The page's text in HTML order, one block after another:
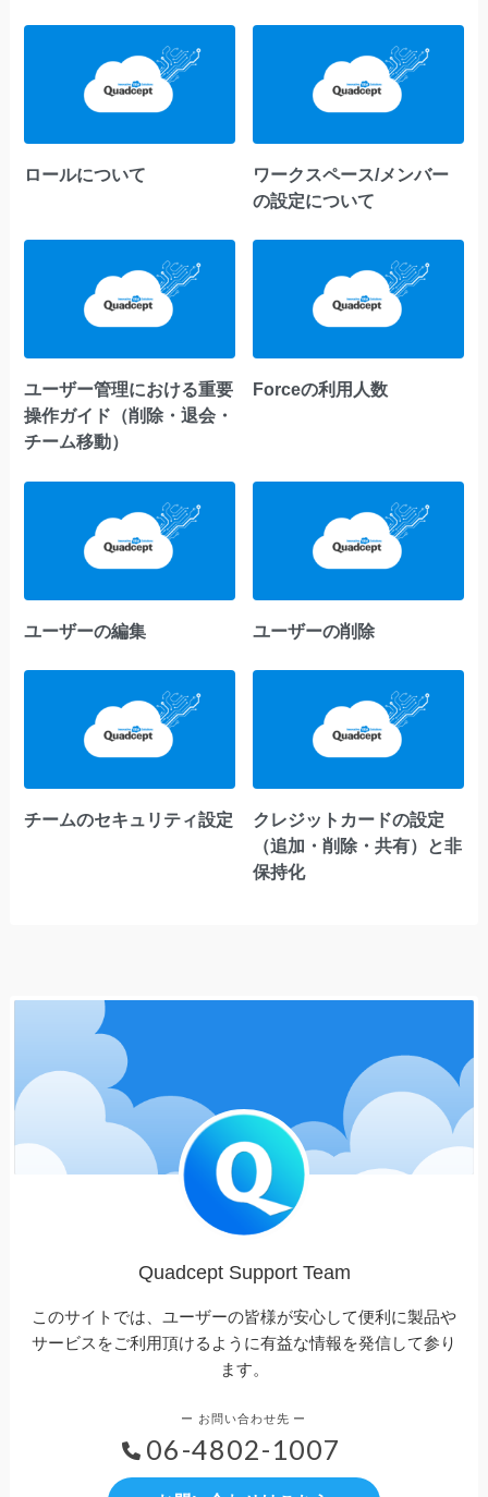
ロールについて
ワークスペース/メンバー
の設定について
ユーザー管理における重要
操作ガイド（削除・退会・
チーム移動）
Forceの利用人数
ユーザーの編集 ユーザーの削除
チームのセキュリティ設定
クレジットカードの設定
（追加・削除・共有）と非
保持化
Quadcept Support Team
このサイトでは、ユーザーの皆様が安心して便利に製品や
サービスをご利用頂けるように有益な情報を発信して参り
ます。
06-4802-1007